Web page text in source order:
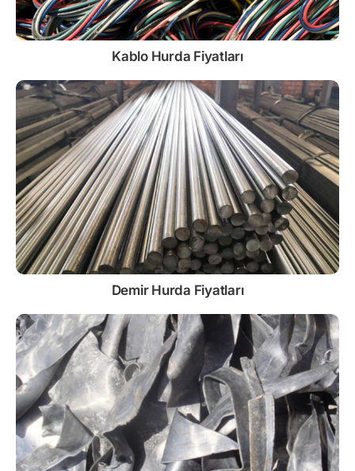
Kablo Hurda Fiyatları
Demir Hurda Fiyatları